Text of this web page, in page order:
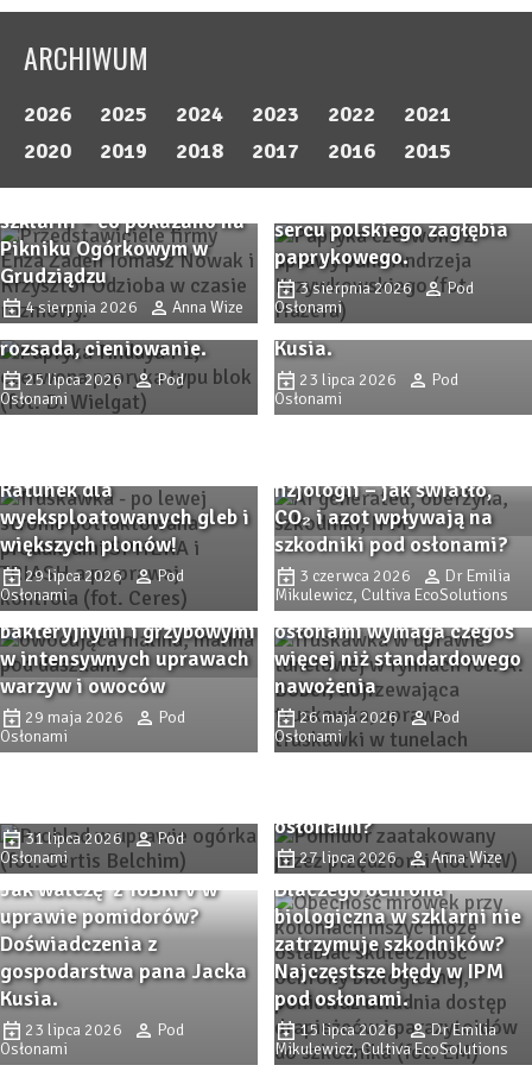
Zapisuję się na newsletter PodOsłonami
artykułach
ARCHIWUM
2026 2025 2024 2023 2022
2021
2020
2019 2018 2017 2016
2015
szklarni – co pokazano na
Pikniku Ogórkowym w
Grudziądzu
4 sierpnia 2026 Anna Wize
Przystanek PAPRYKA 2026.
sercu polskiego zagłębia
paprykowego.
3 sierpnia 2026
Pod
Osłonami
Papryka 2026! Sprawdzone
odmiany papryki i
nowości, ochrona,
nawożenie, biostymulacja
rozsada, cieniowanie.
25 lipca 2026
Pod
Osłonami
Jak walczę z ToBRFV w
uprawie pomidorów?
Doświadczenia z
gospodarstwa pana Jacka
Kusia.
23 lipca 2026
Pod
Osłonami
SPHERA i TRIASH –
skuteczne mikroorganizmy
glebowe w praktyce.
Ratunek dla
29 lipca 2026
Pod
Osłonami
IPM zaczyna się od
fizjologii – jak światło,
3 czerwca 2026
Dr Emilia
Mikulewicz, Cultiva EcoSolutions
osłonami – wsparcie
ochrony przed chorobami
bakteryjnymi i grzybowymi
w intensywnych uprawach
warzyw i owoców
29 maja 2026
Pod
Osłonami
Intensywna produkcja pod
osłonami wymaga czegoś
więcej niż standardowego
nawożenia
26 maja 2026
Pod
Osłonami
PROBLAD – innowacyjny
biofungicyd do ochrony
upraw szklarniowych przed
szarą pleśnią i
Przędziorkowe lato. Jak
zwalczać przędziorki w